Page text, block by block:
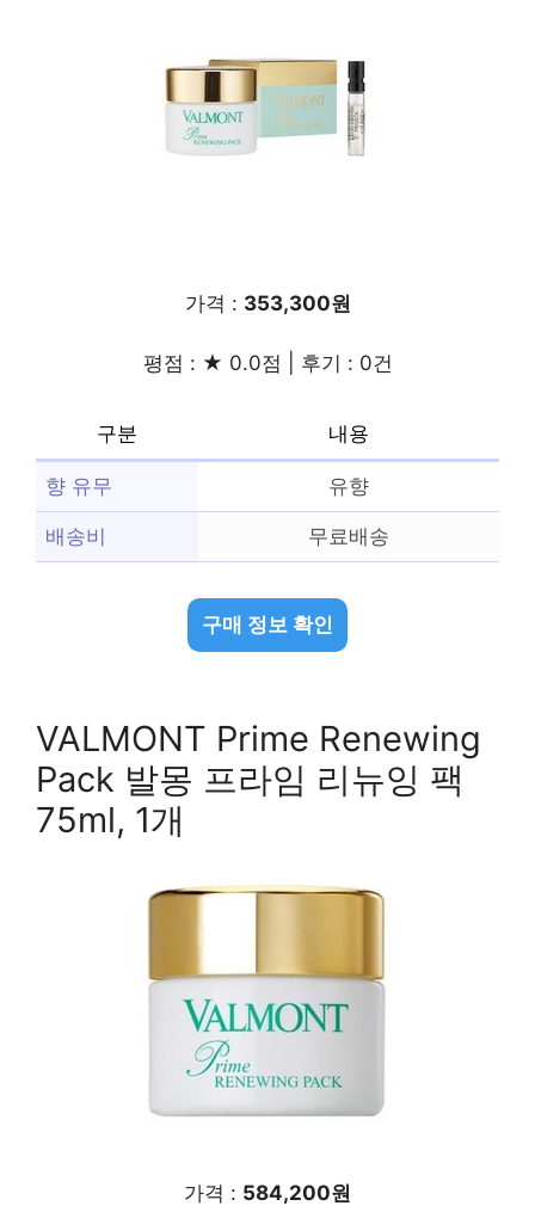
가격 : 353,300원
평점 : ★ 0.0점 | 후기 : 0건
구분 내용
향 유무 유향
배송비 무료배송
구매 정보 확인
VALMONT Prime Renewing
Pack 발몽 프라임 리뉴잉 팩
75ml, 1개
가격 : 584,200원